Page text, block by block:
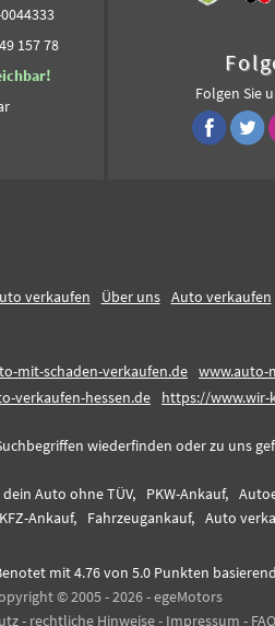
157 78
Folgen Sie
verkaufen Über uns Auto verkaufen
mit-schaden-verkaufen.de www.auto-
verkaufen-hessen.de https://
wiederfinden oder zu uns
Auto ohne TÜV, PKW-Ankauf,
KFZ-Ankauf, Fahrzeugankauf, Auto
mit4.76von 5.0 Punkten
© 2005 - 2026 - egeMotors
- rechtliche Hinweise- Impressum - FAQ